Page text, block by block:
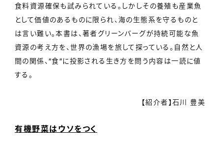
食料資源確保も試みられている。しかしその養殖も産業魚
として価値のあるものに限られ、海の生態系を守るものと
は言い難い。本書は、著者グリーンバーグが持続可能な魚
資源の考え方を、世界の漁場を旅して探っている。自然と人
間の関係、”食”に投影される生き方を問う内容は一読に値
する。
【紹介者】石川 豊美
有機野菜はウソをつく